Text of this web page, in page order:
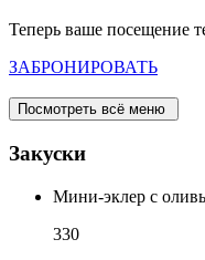
Теперь ваше посещение
ЗАБРОНИРОВАТЬ
Посмотреть всё меню
Закуски
Мини-эклер с
330